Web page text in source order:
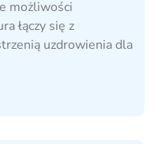
możliwości
łączy się z
uzdrowienia dla